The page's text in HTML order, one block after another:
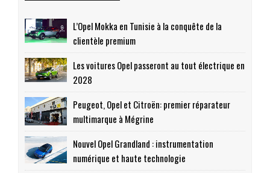
L’Opel Mokka en Tunisie à la conquête de la
clientèle premium
Les voitures Opel passeront au tout électrique en
2028
Peugeot, Opel et Citroën: premier réparateur
multimarque à Mégrine
Nouvel Opel Grandland : instrumentation
numérique et haute technologie